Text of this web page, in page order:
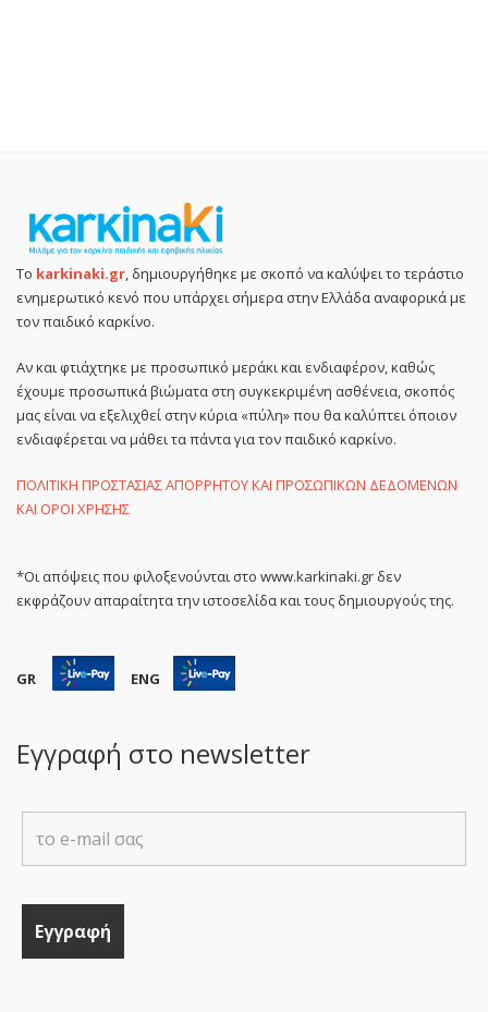
Το karkinaki.gr, δημιουργήθηκε με σκοπό να καλύψει το τεράστιο
ενημερωτικό κενό που υπάρχει σήμερα στην Ελλάδα αναφορικά με
τον παιδικό καρκίνο.
Αν και φτιάχτηκε με προσωπικό μεράκι και ενδιαφέρον, καθώς
έχουμε προσωπικά βιώματα στη συγκεκριμένη ασθένεια, σκοπός
μας είναι να εξελιχθεί στην κύρια «πύλη» που θα καλύπτει όποιον
ενδιαφέρεται να μάθει τα πάντα για τον παιδικό καρκίνο.
ΠΟΛΙΤΙΚΗ ΠΡΟΣΤΑΣΙΑΣ ΑΠΟΡΡΗΤΟΥ ΚΑΙ ΠΡΟΣΩΠΙΚΩΝ ΔΕΔΟΜΕΝΩΝ
ΚΑΙ ΟΡΟΙ ΧΡΗΣΗΣ
*Οι απόψεις που φιλοξενούνται στο www.karkinaki.gr δεν
εκφράζουν απαραίτητα την ιστοσελίδα και τους δημιουργούς της.
GR ENG
Εγγραφή στο newsletter